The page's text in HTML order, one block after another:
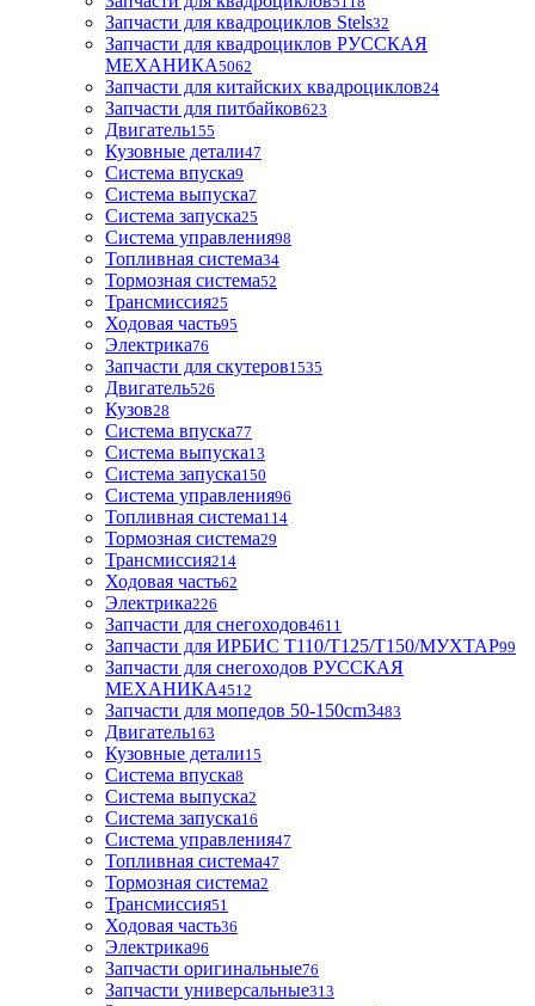
Запчасти для квадроциклов Stels32
Запчасти для квадроциклов РУССКАЯ
МЕХАНИКА5062
Запчасти для китайских квадроциклов24
Запчасти для питбайков623
Двигатель155
Кузовные детали47
Система впуска9
Система выпуска7
Система запуска25
Система управления98
Топливная система34
Тормозная система52
Трансмиссия25
Ходовая часть95
Электрика76
Запчасти для скутеров1535
Двигатель526
Кузов28
Система впуска77
Система выпуска13
Система запуска150
Система управления96
Топливная система114
Тормозная система29
Трансмиссия214
Ходовая часть62
Электрика226
Запчасти для снегоходов4611
Запчасти для ИРБИС T110/T125/T150/МУХТАР99
Запчасти для снегоходов РУССКАЯ
МЕХАНИКА4512
Запчасти для мопедов 50-150cm3483
Двигатель163
Кузовные детали15
Система впуска8
Система выпуска2
Система запуска16
Система управления47
Топливная система47
Тормозная система2
Трансмиссия51
Ходовая часть36
Электрика96
Запчасти оригинальные76
Запчасти универсальные313